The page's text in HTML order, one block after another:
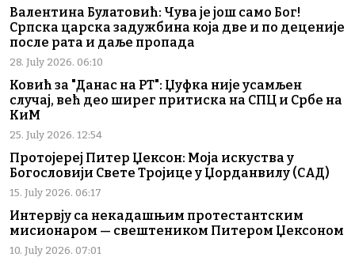
Валентина Булатовић: Чува је још само Бог!
Српска царска задужбина која две и по деценије
после рата и даље пропада
28. July 2026. 06:10
Ковић за "Данас на РТ": Џуфка није усамљен
случај, већ део ширег притиска на СПЦ и Србе на
КиМ
25. July 2026. 12:54
Протојереј Питер Џексон: Моја искуства у
Богословији Свете Тројице у Џорданвилу (САД)
15. July 2026. 06:17
Интервју са некадашњим протестантским
мисионаром — свештеником Питером Џексоном
10. July 2026. 07:01